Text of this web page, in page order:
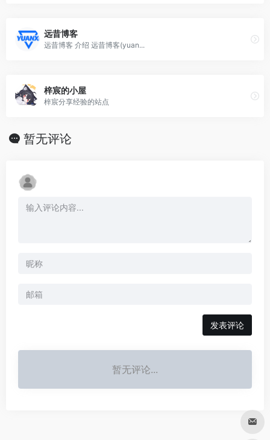
远昔博客
远昔博客 介绍 远昔博客(yuan...
梓宸的小屋
梓宸分享经验的站点
暂无评论
发表评论
暂无评论...